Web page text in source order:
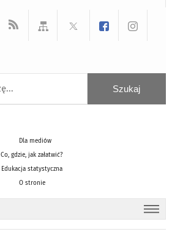
czarnymczarnymżółtym
Dla mediów
Co, gdzie, jak załatwić?
Edukacja statystyczna
O stronie